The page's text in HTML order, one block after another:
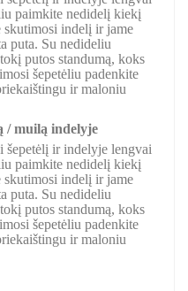
paimkite nedidelį kiekį
indelį ir jame
puta. Su nedideliu
putos standumą, koks
šepetėliu padenkite
ir maloniu
/ muilą indelyje
šepetėlį ir indelyje lengvai
paimkite nedidelį kiekį
indelį ir jame
puta. Su nedideliu
putos standumą, koks
šepetėliu padenkite
ir maloniu